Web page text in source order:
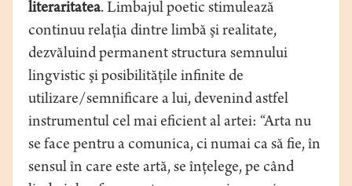
literaritatea. Limbajul poetic stimulează
continuu relaţia dintre limbă şi realitate,
dezvăluind permanent structura semnului
lingvistic şi posibilităţile infinite de
utilizare/semnificare a lui, devenind astfel
instrumentul cel mai eficient al artei: “Arta nu
se face pentru a comunica, ci numai ca să fie, în
sensul în care este artă, se înţelege, pe când